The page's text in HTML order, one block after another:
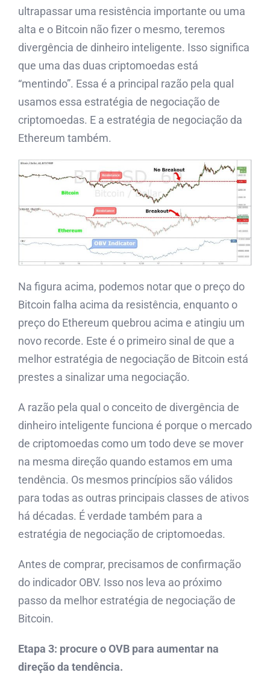
ultrapassar uma resistência importante ou uma
alta e o Bitcoin não fizer o mesmo, teremos
divergência de dinheiro inteligente. Isso significa
que uma das duas criptomoedas está
“mentindo”. Essa é a principal razão pela qual
usamos essa estratégia de negociação de
criptomoedas. E a estratégia de negociação da
Ethereum também.
Na figura acima, podemos notar que o preço do
Bitcoin falha acima da resistência, enquanto o
preço do Ethereum quebrou acima e atingiu um
novo recorde. Este é o primeiro sinal de que a
melhor estratégia de negociação de Bitcoin está
prestes a sinalizar uma negociação.
A razão pela qual o conceito de divergência de
dinheiro inteligente funciona é porque o mercado
de criptomoedas como um todo deve se mover
na mesma direção quando estamos em uma
tendência. Os mesmos princípios são válidos
para todas as outras principais classes de ativos
há décadas. É verdade também para a
estratégia de negociação de criptomoedas.
Antes de comprar, precisamos de confirmação
do indicador OBV. Isso nos leva ao próximo
passo da melhor estratégia de negociação de
Bitcoin.
Etapa 3: procure o OVB para aumentar na
direção da tendência.